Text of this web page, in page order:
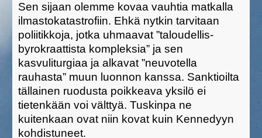
Sen sijaan olemme kovaa vauhtia matkalla
ilmastokatastrofiin. Ehkä nytkin tarvitaan
poliitikkoja, jotka uhmaavat ”taloudellis-
byrokraattista kompleksia” ja sen
kasvuliturgiaa ja alkavat ”neuvotella
rauhasta” muun luonnon kanssa. Sanktioilta
tällainen ruodusta poikkeava yksilö ei
tietenkään voi välttyä. Tuskinpa ne
kuitenkaan ovat niin kovat kuin Kennedyyn
kohdistuneet.